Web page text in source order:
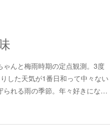
んと梅雨時期の定点観測。3度
した天気が1番日和って中々ない
られる雨の季節。年々好きにな…